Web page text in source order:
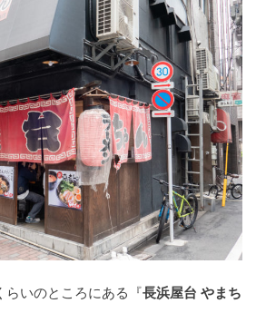
らいのところにある『長浜屋台 やまち